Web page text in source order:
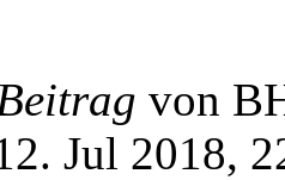
von
Jul 2018,